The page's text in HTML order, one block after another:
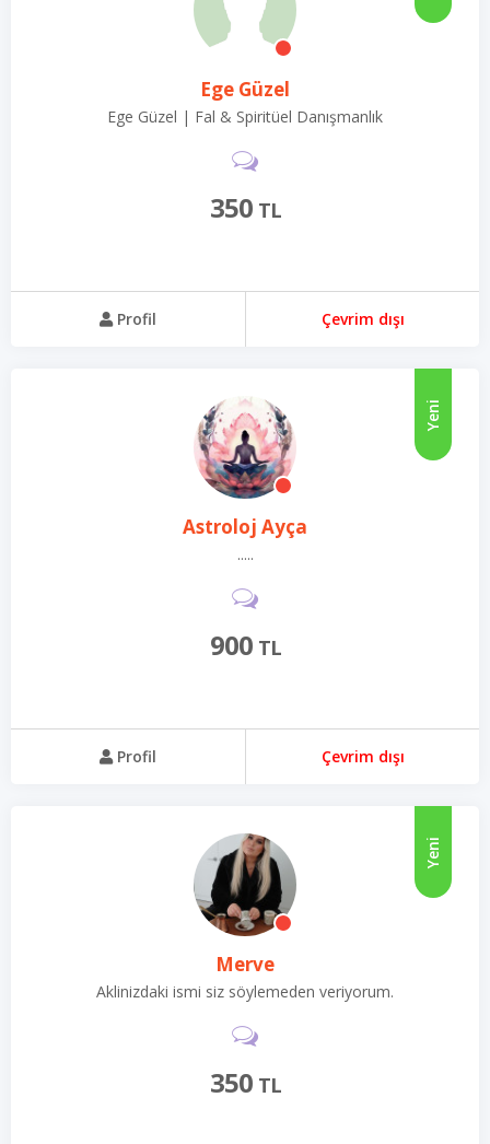
Ege Güzel
Ege Güzel | Fal & Spiritüel Danışmanlık
350 TL
Profil Çevrim dışı
Yeni
Astroloj Ayça
.....
900 TL
Profil Çevrim dışı
Yeni
Merve
Aklinizdaki ismi siz söylemeden veriyorum.
350 TL